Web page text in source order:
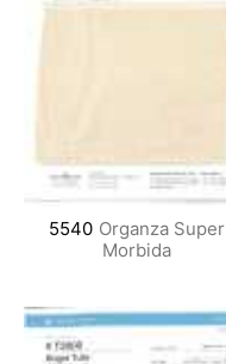
5540 Organza Super
Morbida